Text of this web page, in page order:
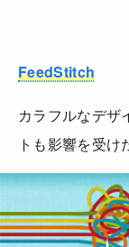
FeedStitch
カラフルなデザ
トも影響を受け